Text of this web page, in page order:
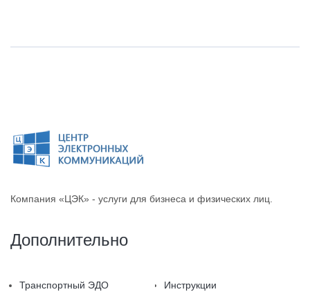
Компания «ЦЭК» - услуги для бизнеса и физических лиц.
Дополнительно
Транспортный ЭДО Инструкции